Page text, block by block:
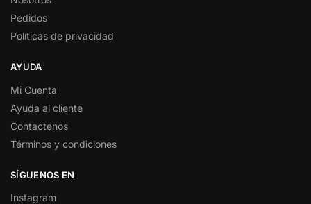
Pedidos
Políticas de privacidad
AYUDA
Mi Cuenta
Ayuda al cliente
Contactenos
Términos y condiciones
SÍGUENOS EN
Instagram